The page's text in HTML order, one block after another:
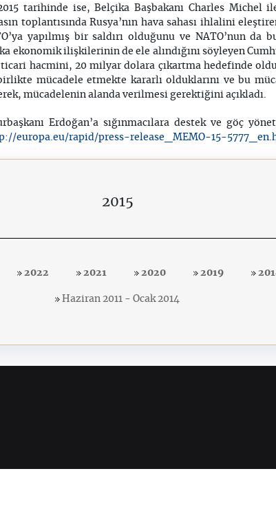
tarihinde ise, Belçika Başbakanı Charles Michel
toplantısında Rusya’nın hava sahası ihlalini
yapılmış bir saldırı olduğunu ve NATO’nun da
ekonomik ilişkilerinin de ele alındığını söyleyen
hacmini, 20 milyar dolara çıkartma hedefinde
mücadele etmekte kararlı olduklarını ve bu
mücadelenin alanda verilmesi gerektiğini açıkladı.
Erdoğan’a sığınmacılara destek ve göç
europa.eu/rapid/press-release_MEMO-15-
2015
2022 2021 2020 2019
Haziran 2011 - Ocak 2014